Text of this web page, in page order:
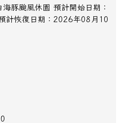
豚颱風休園 預計開始日期：
計恢復日期：2026年08月10